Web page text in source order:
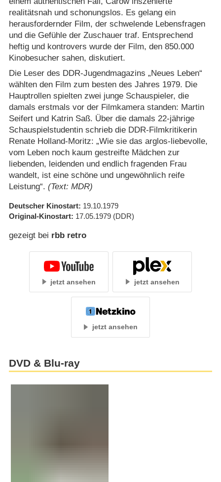
realitätsnah und schonungslos. Es gelang ein
herausfordernder Film, der schwelende Lebensfragen
und die Gefühle der Zuschauer traf. Entsprechend
heftig und kontrovers wurde der Film, den 850.000
Kinobesucher sahen, diskutiert.
Die Leser des DDR-Jugendmagazins „Neues Leben“
wählten den Film zum besten des Jahres 1979. Die
Hauptrollen spielten zwei junge Schauspieler, die
damals erstmals vor der Filmkamera standen: Martin
Seifert und Katrin Saß. Über die damals 22-jährige
Schauspielstudentin schrieb die DDR-Filmkritikerin
Renate Holland-Moritz: „Wie sie das arglos-liebevolle,
vom Leben noch kaum gestreifte Mädchen zur
liebenden, leidenden und endlich fragenden Frau
wandelt, ist eine schöne und ungewöhnlich reife
Leistung“. (Text: MDR)
Deutscher Kinostart 19.10.1979
Original-Kinostart 17.05.1979 (DDR)
gezeigt bei rbb retro
jetzt ansehen jetzt ansehen
jetzt ansehen
DVD & Blu-ray